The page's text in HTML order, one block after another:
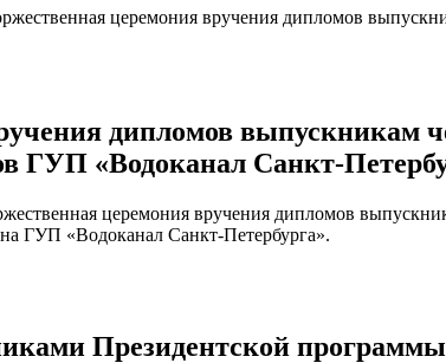
церемония вручения дипломов
дипломов выпускникам
ГУП «Водоканал Санкт-
церемония вручения дипломов
ГУП «Водоканал Санкт-Петербурга».
Президентской